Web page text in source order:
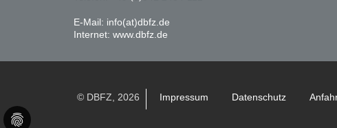
E-Mail: info(at)dbfz.de
Internet: www.dbfz.de
© DBFZ, 2026 Impressum Datenschutz